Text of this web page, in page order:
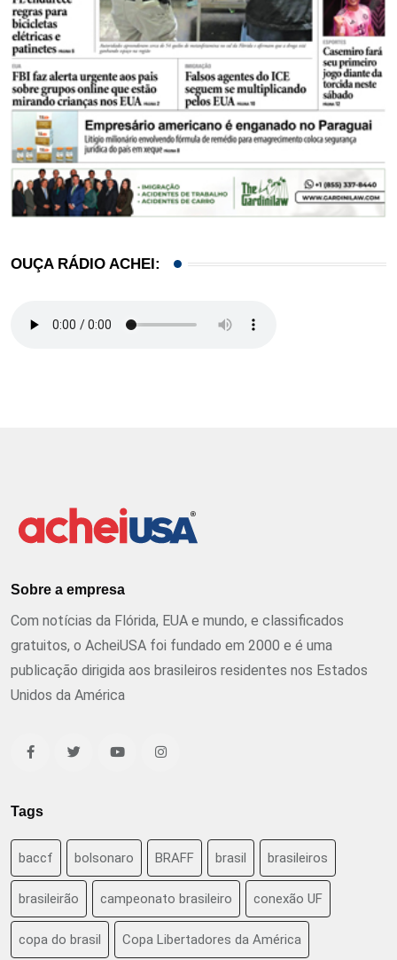
OUÇA RÁDIO ACHEI:
Sobre a empresa
Com notícias da Flórida, EUA e mundo, e classificados
gratuitos, o AcheiUSA foi fundado em 2000 e é uma
publicação dirigida aos brasileiros residentes nos Estados
Unidos da América
Tags
baccf bolsonaro BRAFF brasil brasileiros
brasileirão campeonato brasileiro conexão UF
copa do brasil Copa Libertadores da América